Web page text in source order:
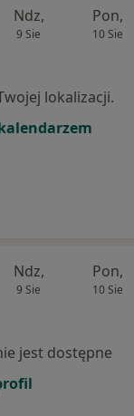
Ndz,
9 Sie
Pon,
10 Sie
lokalizacji.
Ndz,
9 Sie
Pon,
10 Sie
jest dostępne